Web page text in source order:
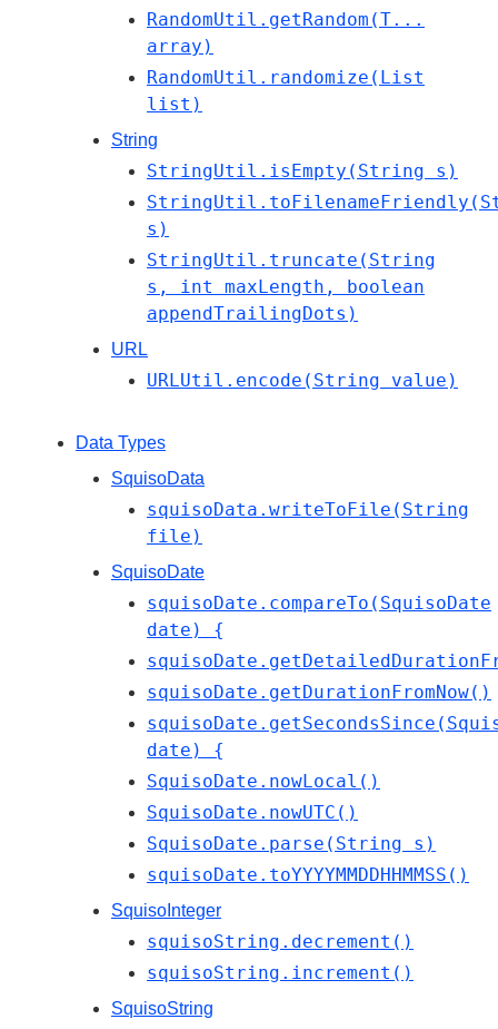
RandomUtil.getRandom(T...
array)
RandomUtil.randomize(List
list)
String
StringUtil.isEmpty(String s)
s)
StringUtil.truncate(String
s, int maxLength, boolean
appendTrailingDots)
URL
URLUtil.encode(String value)
Data Types
SquisoData
squisoData.writeToFile(String
file)
SquisoDate
squisoDate.compareTo(SquisoDate
date) {
squisoDate.getDurationFromNow()
date) {
SquisoDate.nowLocal()
SquisoDate.nowUTC()
SquisoDate.parse(String s)
squisoDate.toYYYYMMDDHHMMSS()
SquisoInteger
squisoString.decrement()
squisoString.increment()
SquisoString